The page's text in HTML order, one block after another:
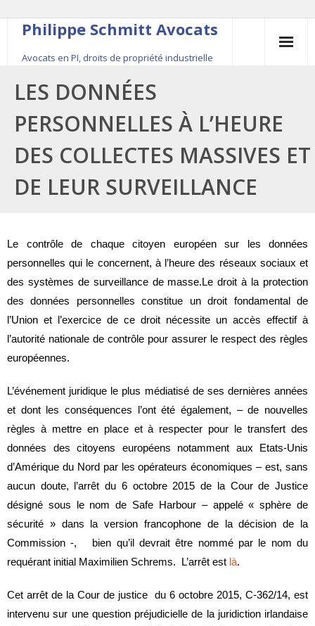
Philippe Schmitt Avocats
Avocats en PI, droits de propriété industrielle
45, rue Saint-Anne, 75001 Paris, +33 (0)1 84 16 35
54
Contact
Actualité
LES DONNÉES
PERSONNELLES À L’HEURE
DES COLLECTES MASSIVES ET
DE LEUR SURVEILLANCE
Le contrôle de chaque citoyen européen sur les données
personnelles qui le concernent, à l’heure des réseaux sociaux et
des systèmes de surveillance de masse.Le droit à la protection
des données personnelles constitue un droit fondamental de
l’Union et l’exercice de ce droit nécessite un accès effectif à
l’autorité nationale de contrôle pour assurer le respect des règles
européennes.
L’événement juridique le plus médiatisé de ses dernières années
et dont les conséquences l’ont été également, – de nouvelles
règles à mettre en place et à respecter pour le transfert des
données des citoyens européens notamment aux Etats-Unis
d’Amérique du Nord par les opérateurs économiques – est, sans
aucun doute, l’arrêt du 6 octobre 2015 de la Cour de Justice
désigné sous le nom de Safe Harbour – appelé « sphère de
sécurité » dans la version francophone de la décision de la
Commission -, bien qu’il devrait être nommé par le nom du
requérant initial Maximilien Schrems. L’arrêt est là.
Cet arrêt de la Cour de justice du 6 octobre 2015, C‑362/14, est
intervenu sur une question préjudicielle de la juridiction irlandaise